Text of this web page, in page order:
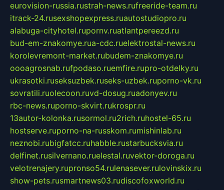
eurovision-russia.rustrah-news.rufreeride-team.ru
itrack-24.rusexshopexpress.ruautostudiopro.ru
alabuga-cityhotel.rupornv.ruatlantpereezd.ru
bud-em-znakomye.rua-cdc.ruelektrostal-news.ru
korolevremont-market.rubudem-znakomye.ru
oooagrosnab.rufpodaso.ruemfire.rupro-otdelky.ru
ukrasotki.ruseksuzbek.ruseks-uzbek.ruporno-vk.ru
sovratili.ruolecoon.ruvd-dosug.ruadonyev.ru
rbc-news.ruporno-skvirt.rukrospr.ru
13autor-kolonka.rusormol.ru2rich.ruhostel-65.ru
hostserve.ruporno-na-russkom.rumishinlab.ru
neznobi.rubigfatcc.ruhabble.rustarbucksvia.ru
delfinet.rusilvernano.ruelestal.ruvektor-doroga.ru
velotrenajery.rupronso54.rulenasever.rulovinskix.ru
show-pets.rusmartnews03.rudiscofoxworld.ru